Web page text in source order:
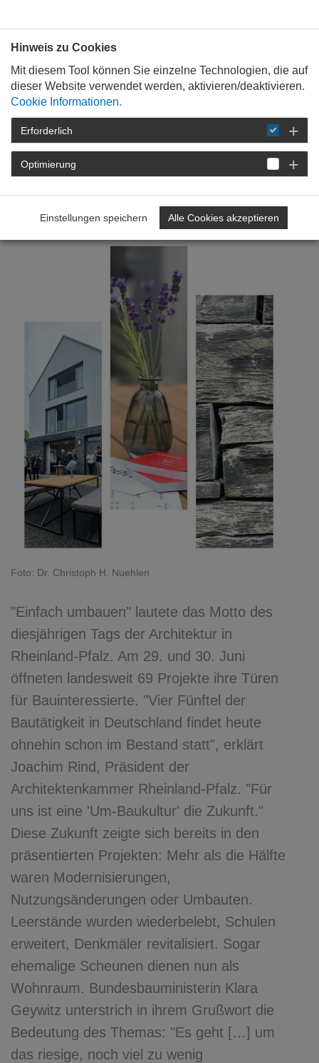
STARTSEITE DETAIL
30 Jahre Tag der Architektur
Foto: Dr. Christoph H. Nuehlen
"Einfach umbauen" lautete das Motto des
diesjährigen Tags der Architektur in
Rheinland-Pfalz. Am 29. und 30. Juni
öffneten landesweit 69 Projekte ihre Türen
für Bauinteressierte. "Vier Fünftel der
Bautätigkeit in Deutschland findet heute
ohnehin schon im Bestand statt", erklärt
Joachim Rind, Präsident der
Architektenkammer Rheinland-Pfalz. "Für
uns ist eine 'Um-Baukultur' die Zukunft."
Diese Zukunft zeigte sich bereits in den
präsentierten Projekten: Mehr als die Hälfte
waren Modernisierungen,
Nutzungsänderungen oder Umbauten.
Leerstände wurden wiederbelebt, Schulen
erweitert, Denkmäler revitalisiert. Sogar
ehemalige Scheunen dienen nun als
Wohnraum. Bundesbauministerin Klara
Geywitz unterstrich in ihrem Grußwort die
Bedeutung des Themas: "Es geht […] um
das riesige, noch viel zu wenig
Hinweis zu Cookies
Mit diesem Tool können Sie einzelne Technologien, die auf
dieser Website verwendet werden, aktivieren/deaktivieren.
Cookie Informationen.
Erforderlich
Optimierung
Einstellungen speichern Alle Cookies akzeptieren